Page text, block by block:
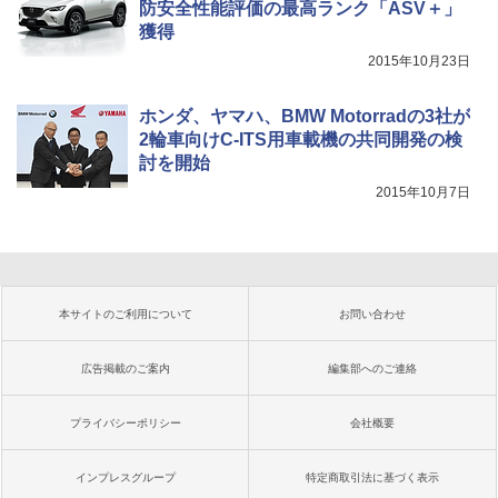
防安全性能評価の最高ランク「ASV＋」
獲得
2015年10月23日
ホンダ、ヤマハ、BMW Motorradの3社が
2輪車向けC-ITS用車載機の共同開発の検
討を開始
2015年10月7日
本サイトのご利用について お問い合わせ
広告掲載のご案内 編集部へのご連絡
プライバシーポリシー 会社概要
インプレスグループ 特定商取引法に基づく表示